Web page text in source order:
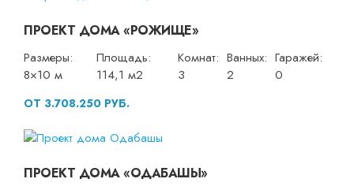
ПРОЕКТ ДОМА «РОЖИЩЕ»
Размеры:
8×10 м
Площадь:
114,1 м2
Комнат:
3
Ванных:
2
Гаражей:
0
ОТ 3.708.250 РУБ.
ПРОЕКТ ДОМА «ОДАБАШЫ»